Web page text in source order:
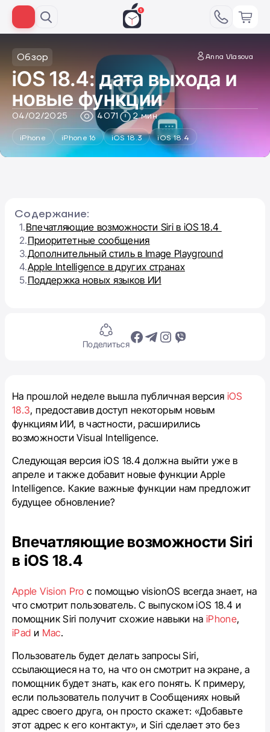
Обзор Anna Vlasova
iOS 18.4: дата выхода и
новые функции
04/02/2025 4071 2 мин
iPhone iPhone 16 iOS 18.3 iOS 18.4
Поделиться
На прошлой неделе вышла публичная версия iOS
18.3, предоставив доступ некоторым новым
функциям ИИ, в частности, расширились
возможности Visual Intelligence.
Следующая версия iOS 18.4 должна выйти уже в
апреле и также добавит новые функции Apple
Intelligence. Какие важные функции нам предложит
будущее обновление?
Впечатляющие возможности Siri
в iOS 18.4
Apple Vision Pro с помощью visionOS всегда знает, на
что смотрит пользователь. С выпуском iOS 18.4 и
помощник Siri получит схожие навыки на iPhone,
iPad и Mac.
Пользователь будет делать запросы Siri,
ссылающиеся на то, на что он смотрит на экране, а
помощник будет знать, как его понять. К примеру,
если пользователь получит в Сообщениях новый
адрес своего друга, он просто скажет: «Добавьте
этот адрес к его контакту», и Siri сделает это без
Содержание:
1.Впечатляющие возможности Siri в iOS 18.4
2.Приоритетные сообщения
3.Дополнительный стиль в Image Playground
4.Apple Intelligence в других странах
5.Поддержка новых языков ИИ